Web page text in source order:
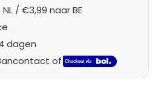
NL / €3,99 naar BE
dagen
of